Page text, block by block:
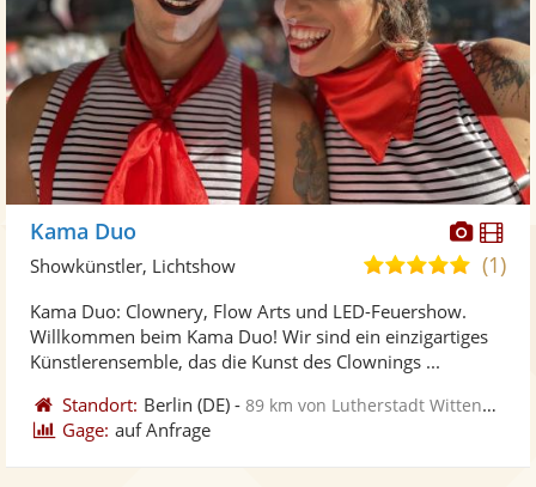
Kama Duo
5,0
Sternen
(1)
Showkünstler, Lichtshow
Kama Duo: Clownery, Flow Arts und LED-Feuershow.
Willkommen beim Kama Duo! Wir sind ein einzigartiges
Künstlerensemble, das die Kunst des Clownings ...
Standort: Berlin (DE) -89 km von Lutherstadt Wittenberg
Gage: auf Anfrage